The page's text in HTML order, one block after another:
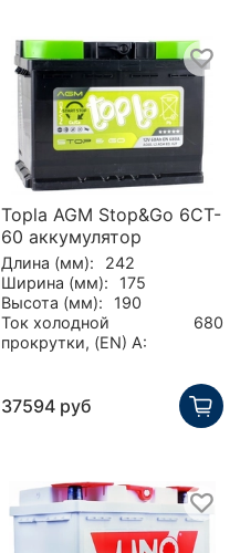
Topla AGM Stop&Go 6CT-
60 аккумулятор
Длина (мм):
242
Ширина (мм):
175
Высота (мм):
190
Ток холодной
прокрутки, (EN) А:
680
37594 руб